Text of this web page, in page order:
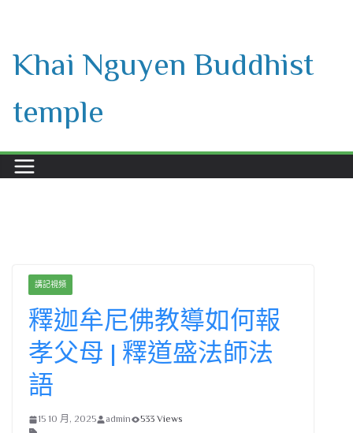
content
Khai Nguyen Buddhist
temple
講記視頻
釋迦牟尼佛教導如何報
孝父母 | 釋道盛法師法
語
15 10 月, 2025 admin 533 Views